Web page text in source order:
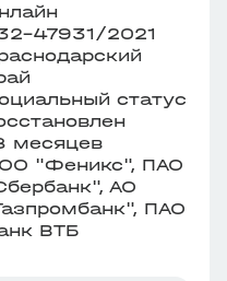
47931/2021
статус
месяцев
"Феникс", ПАО
АО
ПАО
ВТБ